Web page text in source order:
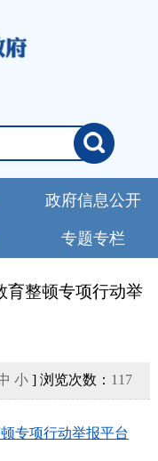
政府信息公开
专题专栏
育整顿专项行动举
小] 浏览次数： 117
专项行动举报平台